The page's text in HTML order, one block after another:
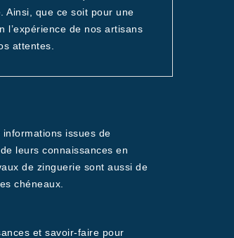
Ainsi, que ce soit pour une
l’expérience de nos artisans
attentes.
issues de
leurs connaissances en
de zinguerie sont aussi de
chéneaux.
et savoir-faire pour